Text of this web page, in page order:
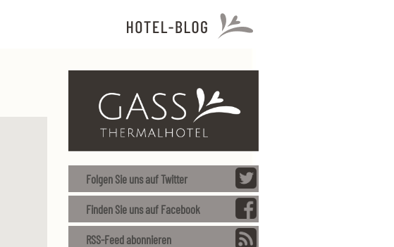
Folgen Sie uns auf Twitter
Finden Sie uns auf Facebook
RSS-Feed abonnieren